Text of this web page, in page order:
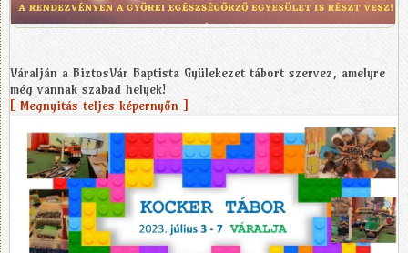
Váralján a BiztosVár Baptista Gyülekezet tábort szervez, amelyre
még vannak szabad helyek!
[ Megnyitás teljes képernyőn ]